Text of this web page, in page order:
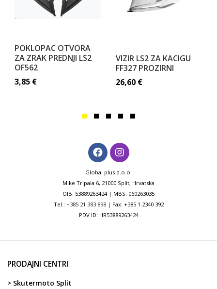
POKLOPAC OTVORA
ZA ZRAK PREDNJI LS2
OF562
3,85 €
VIZIR LS2 ZA KACIGU
FF327 PROZIRNI
26,60 €
Global plus d.o.o.
Mike Tripala 6, 21000 Split, Hrvatska
OIB: 53889263424 | MBS: 060263035
Tel.: +385 21 383 898| Fax: +385 1 2340 392
PDV ID: HR53889263424
PRODAJNI CENTRI
> Skutermoto Split